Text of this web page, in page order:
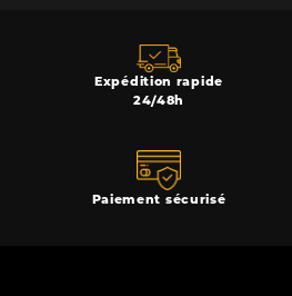
Expédition rapide
24/48h
Paiement sécurisé